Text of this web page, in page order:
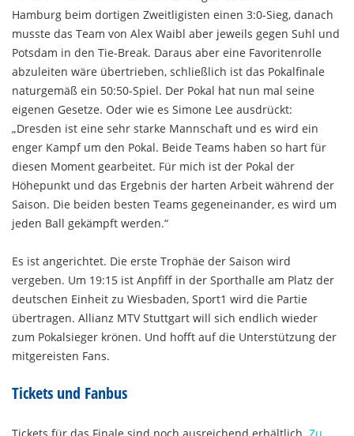
Hamburg beim dortigen Zweitligisten einen 3:0-Sieg, danach
musste das Team von Alex Waibl aber jeweils gegen Suhl und
Potsdam in den Tie-Break. Daraus aber eine Favoritenrolle
abzuleiten wäre übertrieben, schließlich ist das Pokalfinale
naturgemäß ein 50:50-Spiel. Der Pokal hat nun mal seine
eigenen Gesetze. Oder wie es Simone Lee ausdrückt:
„Dresden ist eine sehr starke Mannschaft und es wird ein
enger Kampf um den Pokal. Beide Teams haben so hart für
diesen Moment gearbeitet. Für mich ist der Pokal der
Höhepunkt und das Ergebnis der harten Arbeit während der
Saison. Die beiden besten Teams gegeneinander, es wird um
jeden Ball gekämpft werden.“
Es ist angerichtet. Die erste Trophäe der Saison wird
vergeben. Um 19:15 ist Anpfiff in der Sporthalle am Platz der
deutschen Einheit zu Wiesbaden, Sport1 wird die Partie
übertragen. Allianz MTV Stuttgart will sich endlich wieder
zum Pokalsieger krönen. Und hofft auf die Unterstützung der
mitgereisten Fans.
Tickets und Fanbus